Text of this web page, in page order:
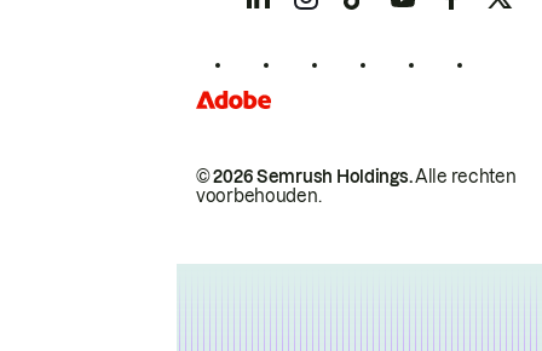
© 2026 Semrush Holdings.Alle rechten
voorbehouden.